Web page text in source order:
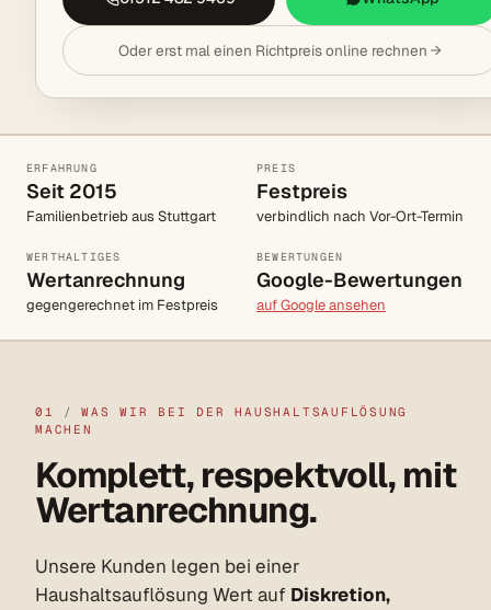
Oder erst mal einen Richtpreis online rechnen
ERFAHRUNG
Seit 2015
Familienbetrieb aus Stuttgart
PREIS
Festpreis
verbindlich nach Vor-Ort-Termin
WERTHALTIGES
Wertanrechnung
gegengerechnet im Festpreis
BEWERTUNGEN
Google-Bewertungen
auf Google ansehen
01 /
WAS WIR BEI DER HAUSHALTSAUFLÖSUNG
MACHEN
Komplett, respektvoll, mit
Wertanrechnung.
Unsere Kunden legen bei einer
Haushaltsauflösung Wert auf Diskretion,